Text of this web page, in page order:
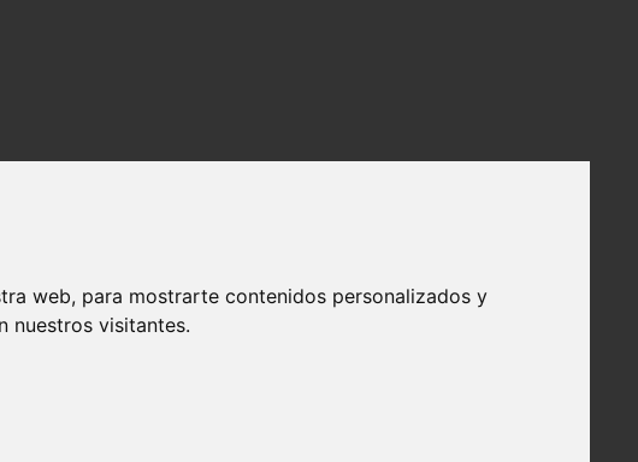
web, para mostrarte contenidos personalizados y
nuestros visitantes.